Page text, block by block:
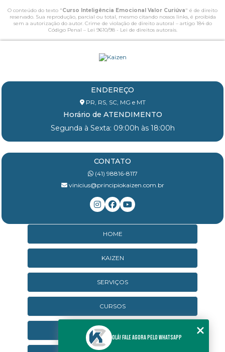
O conteúdo do texto "Curso Inteligência Emocional Valor Curiúva" é de direito
reservado. Sua reprodução, parcial ou total, mesmo citando nossos links, é proibida
sem a autorização do autor. Crime de violação de direito autoral – artigo 184 do
Código Penal – Lei 9610/98 - Lei de direitos autorais.
ENDEREÇO
PR, RS, SC, MG e MT
Horário de ATENDIMENTO
Segunda à Sexta: 09:00h às 18:00h
CONTATO
(41) 98816-8117
vinicius@principiokaizen.com.br
HOME
KAIZEN
SERVIÇOS
CURSOS
CURSOS ONLINE
Olá! Fale agora pelo WhatsApp